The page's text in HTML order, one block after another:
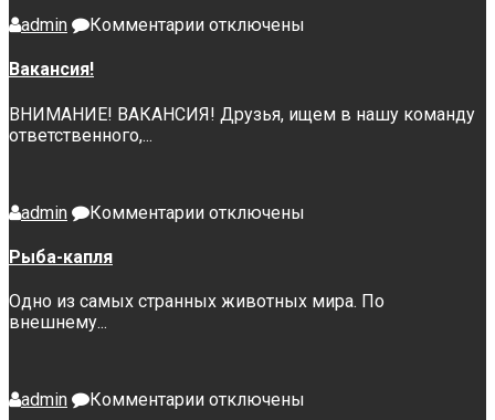
admin Комментариикотключены
Вакансия!
ВНИМАНИЕ! ВАКАНСИЯ! Друзья, ищем в нашу команду
ответственного,...
admin Комментариикотключены
Рыба-капля
Одно из самых странных животных мира. По
внешнему...
admin Комментариикотключены